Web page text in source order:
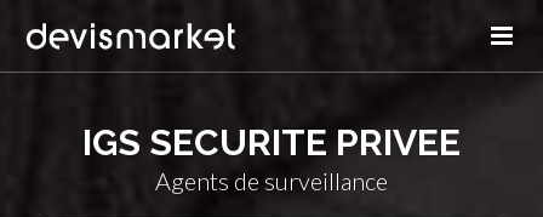
IGS SECURITE PRIVEE
Agents de surveillance